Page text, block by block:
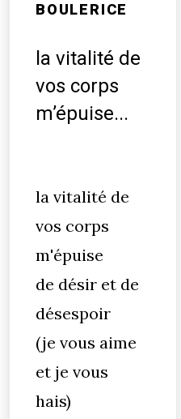
BOULERICE
la vitalité de
vos corps
m’épuise...
la vitalité de
vos corps
m'épuise
de désir et de
désespoir
(je vous aime
et je vous
hais)